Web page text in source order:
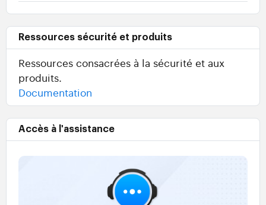
Ressources sécurité et produits
Ressources consacrées à la sécurité et aux
produits.
Documentation
Accès à l'assistance